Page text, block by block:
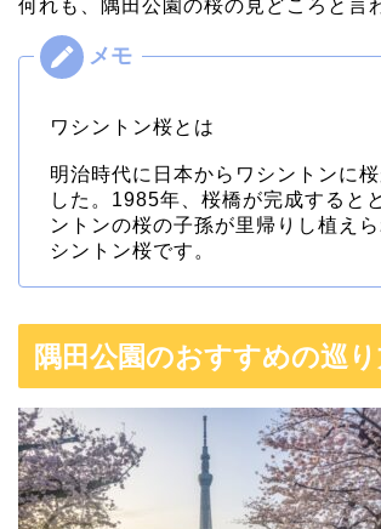
何れも、隅田公園の桜の見どころと言
ワシントン桜とは
明治時代に日本からワシントンに桜
した。1985年、桜橋が完成すると
ントンの桜の子孫が里帰りし植え
シントン桜です。
隅田公園のおすすめの巡